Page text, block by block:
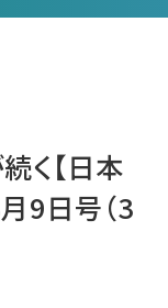
く【日本
9日号（3